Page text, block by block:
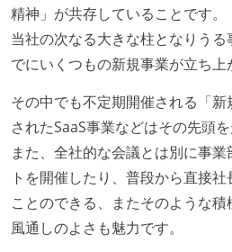
精神」が共存していることです。
当社の次なる大きな柱となりう
でにいくつもの新規事業が立ち上
その中でも不定期開催される「
されたSaaS事業などはその先頭を
また、全社的な会議とは別に事
トを開催したり、普段から直接
ことのできる、またそのような
風通しのよさも魅力です。